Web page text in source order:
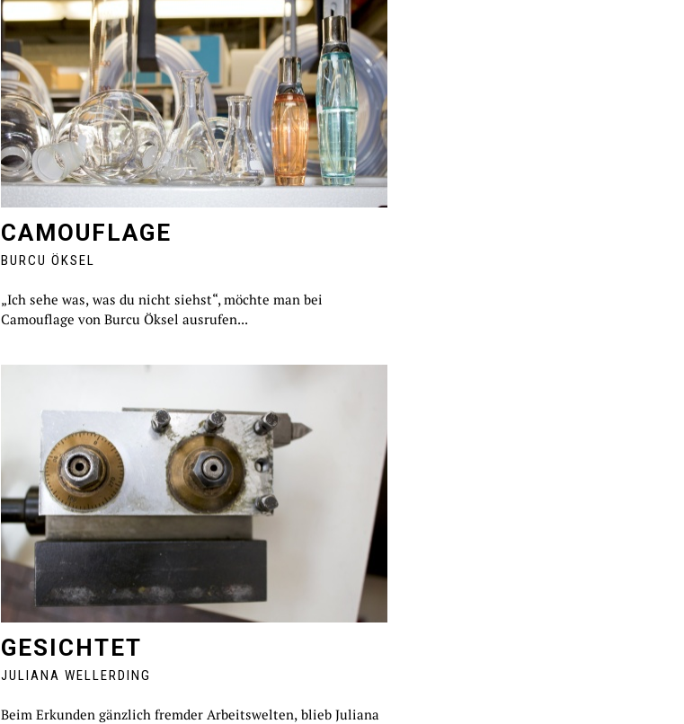
CAMOUFLAGE
BURCU ÖKSEL
„Ich sehe was, was du nicht siehst“, möchte man bei
Camouflage von Burcu Öksel ausrufen...
GESICHTET
JULIANA WELLERDING
Beim Erkunden gänzlich fremder Arbeitswelten, blieb Juliana